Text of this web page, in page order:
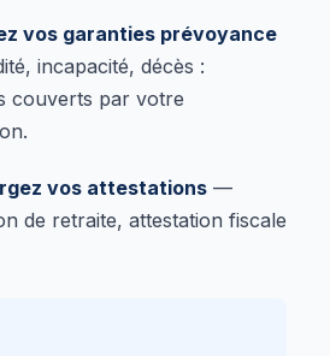
vos garanties prévoyance
incapacité, décès :
couverts par votre
vos attestations —
de retraite, attestation fiscale